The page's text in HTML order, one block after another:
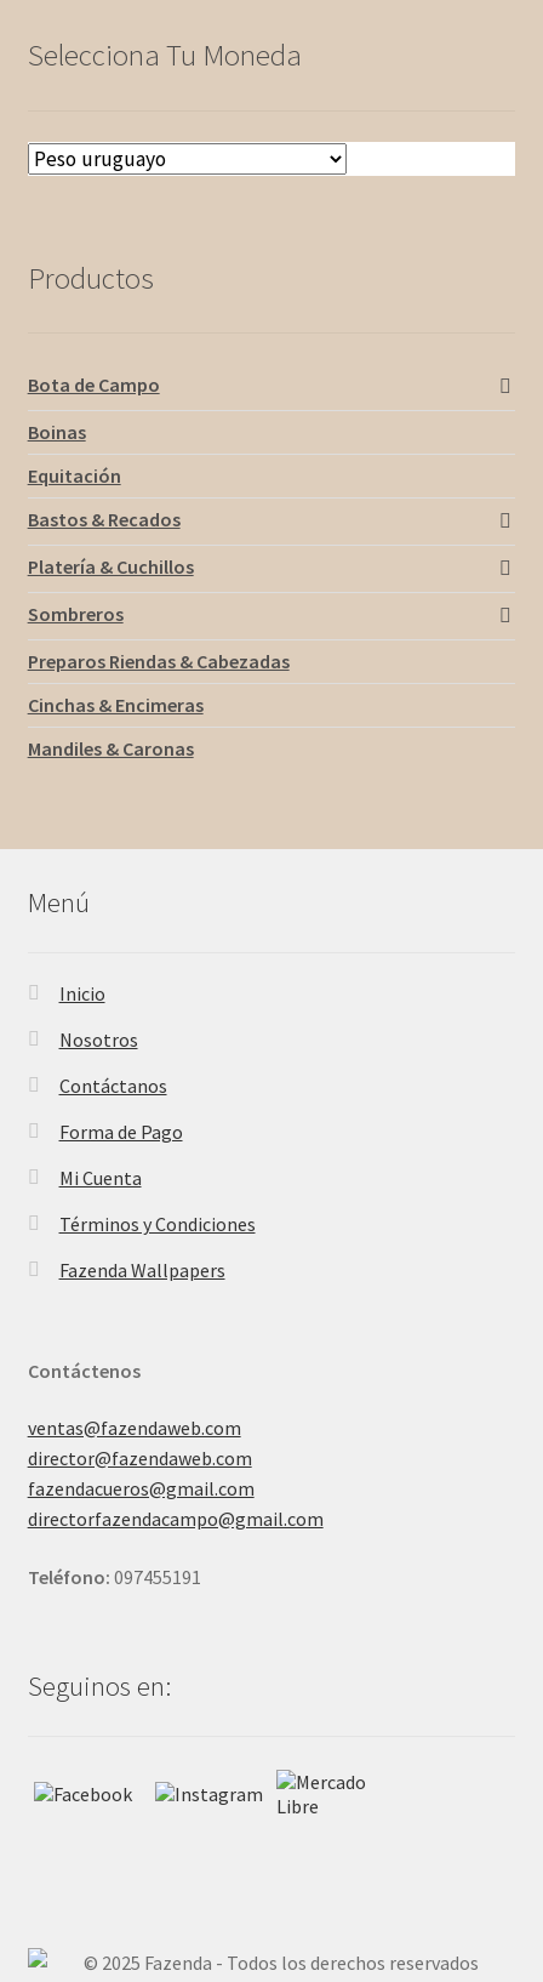
Selecciona Tu Moneda
Productos
Bota de Campo
Boinas
Equitación
Bastos & Recados
Platería & Cuchillos
Sombreros
Preparos Riendas & Cabezadas
Cinchas & Encimeras
Mandiles & Caronas
Menú
Inicio
Nosotros
Contáctanos
Forma de Pago
Mi Cuenta
Términos y Condiciones
Fazenda Wallpapers
Contáctenos
ventas@fazendaweb.com
director@fazendaweb.com
fazendacueros@gmail.com
directorfazendacampo@gmail.com
Teléfono: 097455191
Seguinos en: